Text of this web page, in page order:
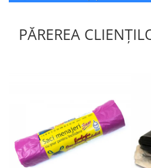
PĂREREA